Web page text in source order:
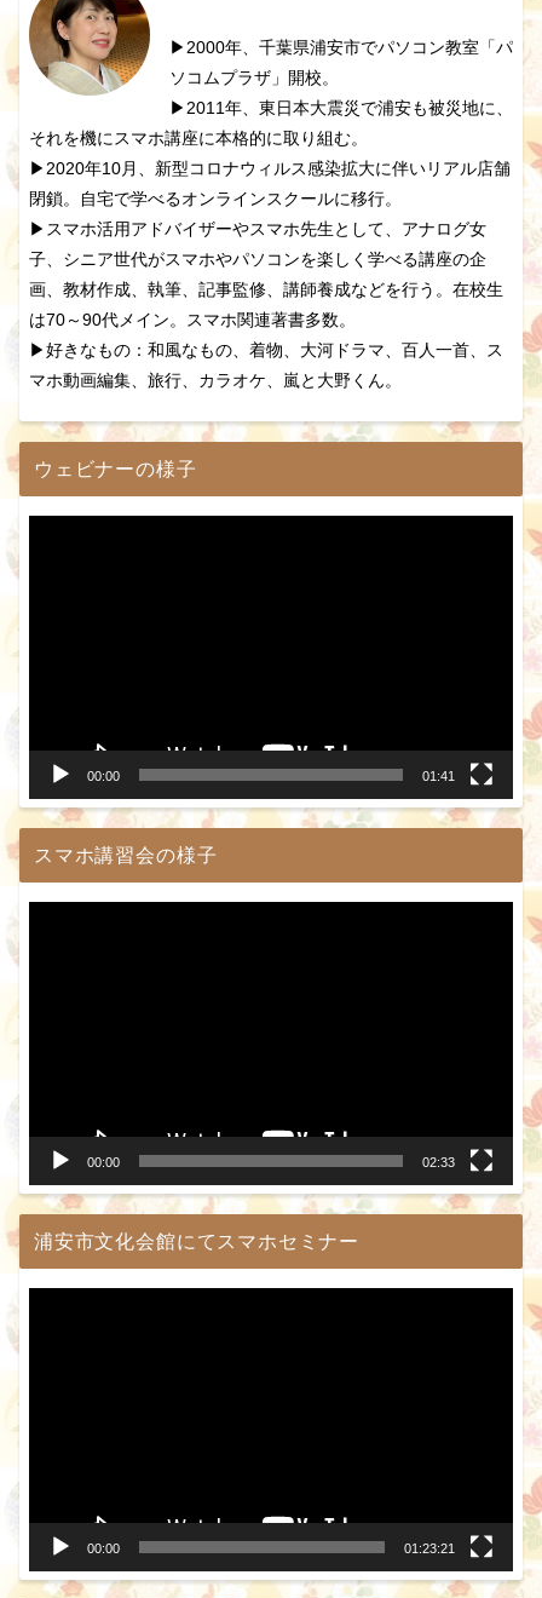
▶2000年、千葉県浦安市でパソコン教室「パ
ソコムプラザ」開校。
▶2011年、東日本大震災で浦安も被災地に、
それを機にスマホ講座に本格的に取り組む。
▶2020年10月、新型コロナウィルス感染拡大に伴いリアル店舗
閉鎖。自宅で学べるオンラインスクールに移行。
▶スマホ活用アドバイザーやスマホ先生として、アナログ女
子、シニア世代がスマホやパソコンを楽しく学べる講座の企
画、教材作成、執筆、記事監修、講師養成などを行う。在校生
は70～90代メイン。スマホ関連著書多数。
▶好きなもの：和風なもの、着物、大河ドラマ、百人一首、ス
マホ動画編集、旅行、カラオケ、嵐と大野くん。
ウェビナーの様子
00:00 01:41
スマホ講習会の様子
00:00 02:33
浦安市文化会館にてスマホセミナー
00:00 01:23:21